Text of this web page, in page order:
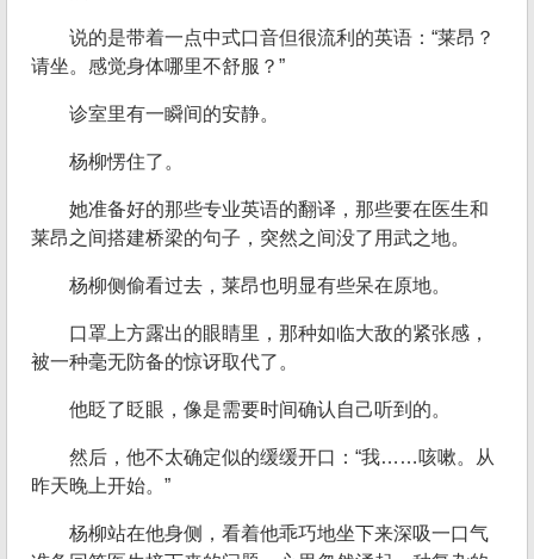
说的是带着一点中式口音但很流利的英语：“莱昂？
请坐。感觉身体哪里不舒服？”
诊室里有一瞬间的安静。
杨柳愣住了。
她准备好的那些专业英语的翻译，那些要在医生和
莱昂之间搭建桥梁的句子，突然之间没了用武之地。
杨柳侧偷看过去，莱昂也明显有些呆在原地。
口罩上方露出的眼睛里，那种如临大敌的紧张感，
被一种毫无防备的惊讶取代了。
他眨了眨眼，像是需要时间确认自己听到的。
然后，他不太确定似的缓缓开口：“我……咳嗽。从
昨天晚上开始。”
杨柳站在他身侧，看着他乖巧地坐下来深吸一口气